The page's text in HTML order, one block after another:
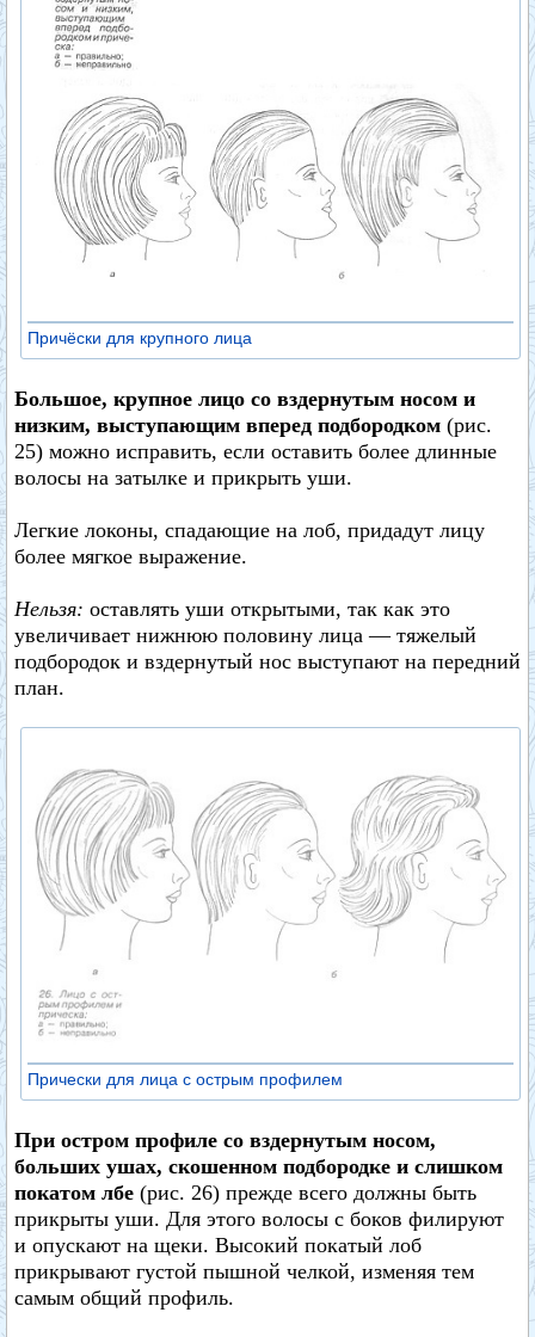
Причёски для крупного лица
Большое, крупное лицо со вздернутым носом и
низким, выступающим вперед подбородком (рис.
25) можно исправить, если оставить более длинные
волосы на затылке и прикрыть уши.
Легкие локоны, спадающие на лоб, придадут лицу
более мягкое выражение.
Нельзя: оставлять уши открытыми, так как это
увеличивает нижнюю половину лица — тяжелый
подбородок и вздернутый нос выступают на передний
план.
Прически для лица с острым профилем
При остром профиле со вздернутым носом,
больших ушах, скошенном подбородке и слишком
покатом лбе (рис. 26) прежде всего должны быть
прикрыты уши. Для этого волосы с боков филируют
и опускают на щеки. Высокий покатый лоб
прикрывают густой пышной челкой, изменяя тем
самым общий профиль.